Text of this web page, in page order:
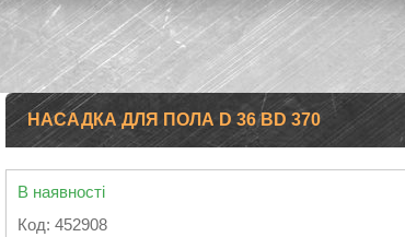
НАСАДКА ДЛЯ ПОЛА D 36 BD 370
В наявності
Код: 452908